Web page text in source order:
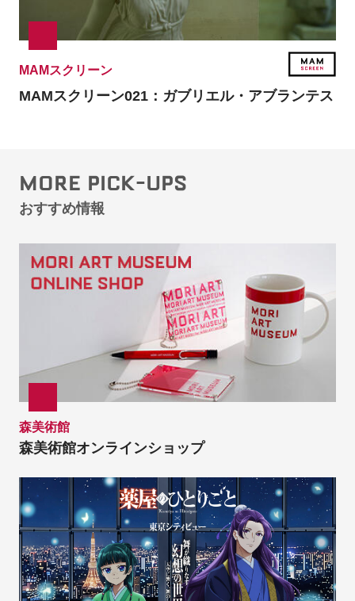
MAMスクリーン
MAMスクリーン021： ガブリエル・アブランテス
MORE PICK-UPS
おすすめ情報
森美術館
森美術館オンラインショップ